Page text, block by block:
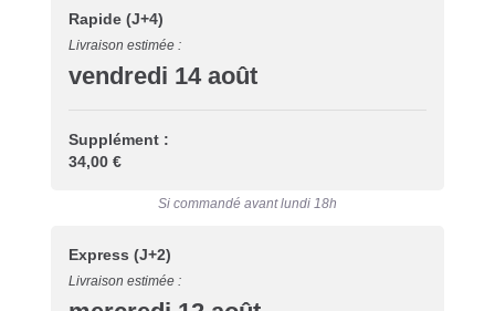
Rapide (J+4)
Livraison estimée :
vendredi 14 août
Supplément :
34,00 €
Si commandé avant lundi 18h
Express (J+2)
Livraison estimée :